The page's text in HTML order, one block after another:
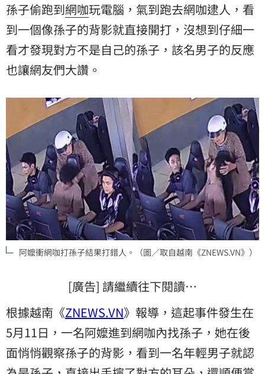
孫子偷跑到網咖玩電腦，氣到跑去網咖逮人，看
到一個像孫子的背影就直接開打，沒想到仔細一
看才發現對方不是自己的孫子，該名男子的反應
也讓網友們大讚。
阿嬤衝網咖打孫子結果打錯人。（圖／取自越南《ZNEWS.VN》）
[廣告] 請繼續往下閱讀…
根據越南《ZNEWS.VN》報導，這起事件發生在
5月11日，一名阿嬤進到網咖內找孫子，她在後
面悄悄觀察孫子的背影，看到一名年輕男子就認